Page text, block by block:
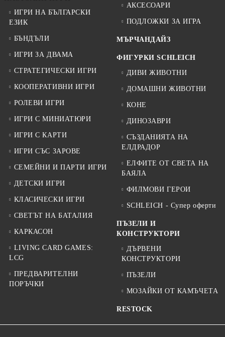
ИГРИ НА БЪЛГАРСКИ
ЕЗИК
БЪНДЪЛИ
ИГРИ ЗА ДВАМА
СТРАТЕГИЧЕСКИ ИГРИ
КООПЕРАТИВНИ ИГРИ
РОЛЕВИ ИГРИ
ИГРИ С МИНИАТЮРИ
ИГРИ С КАРТИ
ИГРИ СЪС ЗАРОВЕ
СЕМЕЙНИ И ПАРТИ ИГРИ
ДЕТСКИ ИГРИ
КЛАСИЧЕСКИ ИГРИ
СВЕТЪТ НА БАТАЛИЯ
КАРКАСОН
LIVING CARD GAMES:
LCG
ПРЕДВАРИТЕЛНИ
ПОРЪЧКИ
АКСЕСОАРИ
ПОДЛОЖКИ ЗА ИГРА
МЪРЧАНДАЙЗ
ФИГУРКИ SCHLEICH
ДИВИ ЖИВОТНИ
ДОМАШНИ ЖИВОТНИ
КОНЕ
ДИНОЗАВРИ
СЪЗДАНИЯТА НА
ЕЛДРАДОР
ЕЛФИТЕ ОТ СВЕТА НА
БАЯЛА
ФИЛМОВИ ГЕРОИ
SCHLEICH - Супер оферти
ПЪЗЕЛИ И
КОНСТРУКТОРИ
ДЪРВЕНИ
КОНСТРУКТОРИ
ПЪЗЕЛИ
МОЗАЙКИ ОТ КАМЪЧЕТА
RESTOCK